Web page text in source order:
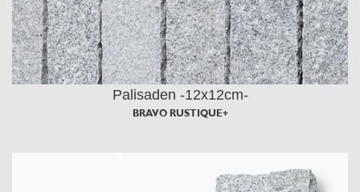
Palisaden -12x12cm-
BRAVO RUSTIQUE+